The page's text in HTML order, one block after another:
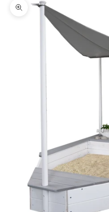
Ingrandisci immagine